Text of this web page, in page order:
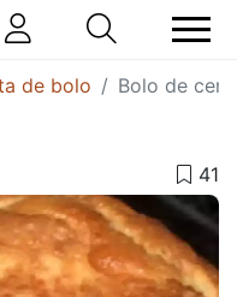
de bolo Bolo de